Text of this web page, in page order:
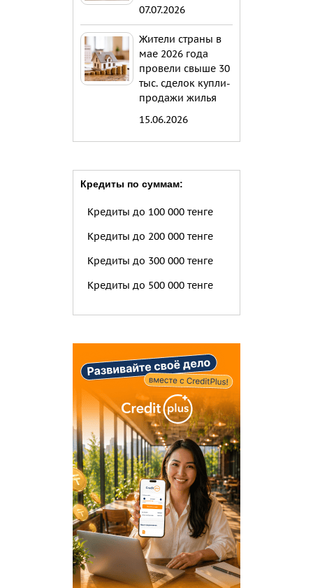
07.07.2026
Жители страны в
мае 2026 года
провели свыше 30
тыс. сделок купли-
продажи жилья
15.06.2026
Кредиты по суммам:
Кредиты до 100 000 тенге
Кредиты до 200 000 тенге
Кредиты до 300 000 тенге
Кредиты до 500 000 тенге